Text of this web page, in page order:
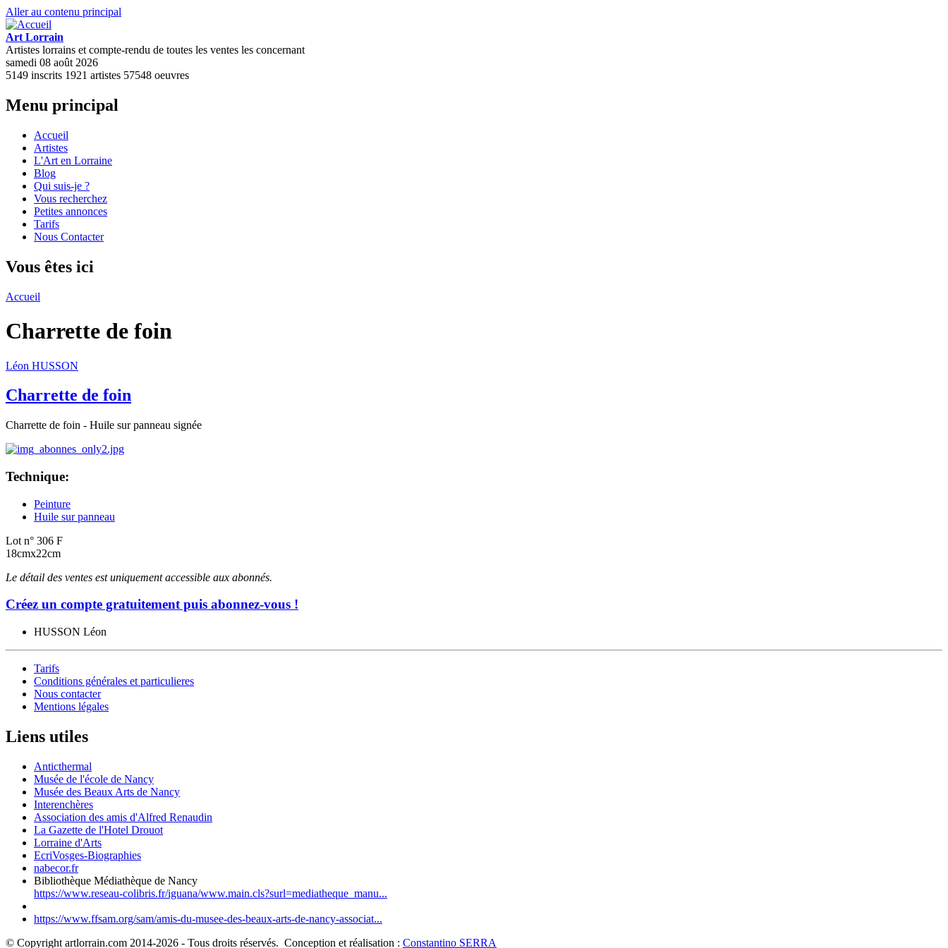
Aller au contenu principal
Art Lorrain
Artistes lorrains et compte-rendu de toutes les ventes les concernant
samedi 08 août 2026
5149 inscrits 1921 artistes 57548 oeuvres
Menu principal
Accueil
Artistes
L'Art en Lorraine
Blog
Qui suis-je ?
Vous recherchez
Petites annonces
Tarifs
Nous Contacter
Vous êtes ici
Accueil
Charrette de foin
Léon HUSSON
Charrette de foin
Charrette de foin - Huile sur panneau signée
Technique:
Peinture
Huile sur panneau
Lot n° 306 F
18cmx22cm
Le détail des ventes est uniquement accessible aux abonnés.
Créez un compte gratuitement puis abonnez-vous !
HUSSON Léon
Tarifs
Conditions générales et particulieres
Nous contacter
Mentions légales
Liens utiles
Anticthermal
Musée de l'école de Nancy
Musée des Beaux Arts de Nancy
Interenchères
Association des amis d'Alfred Renaudin
La Gazette de l'Hotel Drouot
Lorraine d'Arts
EcriVosges-Biographies
nabecor.fr
Bibliothèque Médiathèque de Nancy
https://www.reseau-colibris.fr/iguana/www.main.cls?surl=mediatheque_manu...
https://www.ffsam.org/sam/amis-du-musee-des-beaux-arts-de-nancy-associat...
© Copyright artlorrain.com 2014-2026 - Tous droits réservés. Conception et réalisation : Constantino SERRA